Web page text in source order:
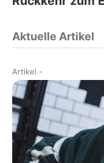
Aktuelle Artikel
Artikel -